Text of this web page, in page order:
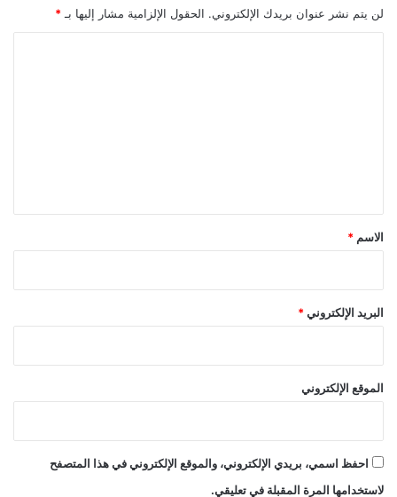
لن يتم نشر عنوان بريدك الإلكتروني. الحقول الإلزامية مشار إليها بـ *
*
الاسم *
البريد الإلكتروني *
الموقع الإلكتروني
احفظ اسمي، بريدي الإلكتروني، والموقع الإلكتروني في هذا المتصفح
لاستخدامها المرة المقبلة في تعليقي.